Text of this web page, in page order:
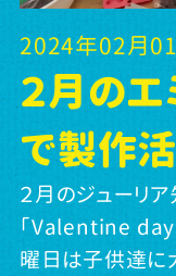
2024年02月
２月の
で製作
２月のジューリ
「Valentine
曜日は子供達に